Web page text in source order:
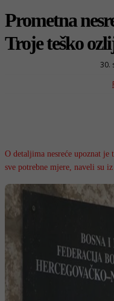
Prometna
Troje teško
30.
O detaljima nesreće upoznat
sve potrebne mjere, naveli su iz